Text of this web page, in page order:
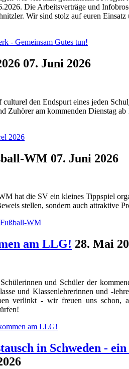
Die Arbeitsverträge und
Wir sind stolz auf euren Einsatz
- Gemeinsam Gutes tun!
07. Juni 2026
den Endspurt eines jeden
Zuhörer am kommenden Dienstag
2026
WM 07. Juni 2026
hat die SV ein kleines Tippspiel
stellen, sondern auch attraktive
WM
am LLG! 28. Mai
und Schüler der
und Klassenlehrerinnen und -
verlinkt - wir freuen uns schon,
am LLG!
in Schweden -